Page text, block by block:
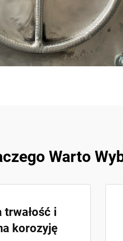
Warto
trwałość i
korozyję